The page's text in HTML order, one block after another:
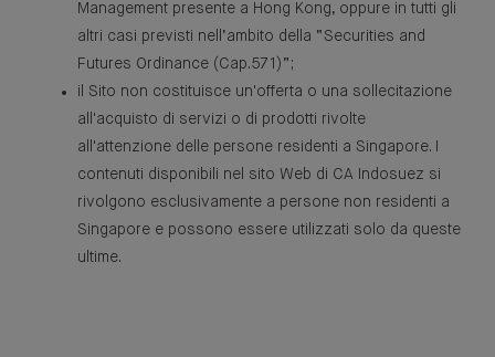
Management presente a Hong Kong, oppure in tutti gli
altri casi previsti nell’ambito della “Securities and
Futures Ordinance (Cap.571)”;
il Sito non costituisce un'offerta o una sollecitazione
all'acquisto di servizi o di prodotti rivolte
all'attenzione delle persone residenti a Singapore. I
contenuti disponibili nel sito Web di CA Indosuez si
rivolgono esclusivamente a persone non residenti a
Singapore e possono essere utilizzati solo da queste
ultime.